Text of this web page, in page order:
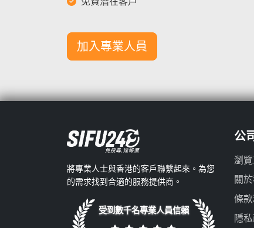
加入專業人員
將專業人士與香港的客戶聯繫起來。為您
的需求找到合適的服務提供商。
受到數千名專業人員信賴
公
瀏
關
條
隱